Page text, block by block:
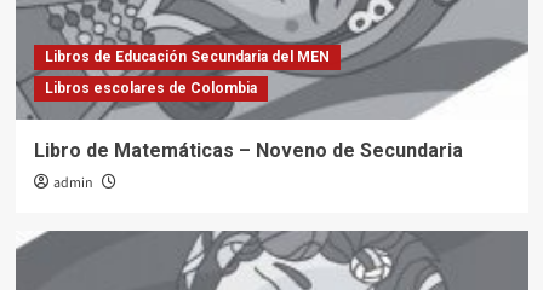
Libros de Educación Secundaria del MEN
Libros escolares de Colombia
Libro de Matemáticas – Noveno de Secundaria
admin